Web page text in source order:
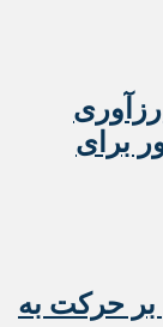
و ارزآوری
برای
حرکت به